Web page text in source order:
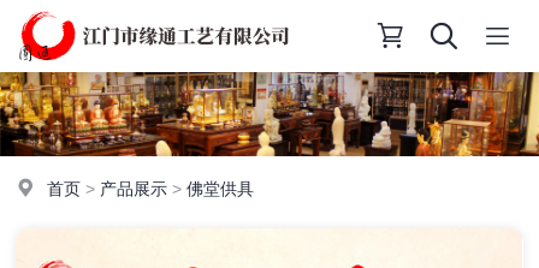
首页 > 产品展示 >佛堂供具